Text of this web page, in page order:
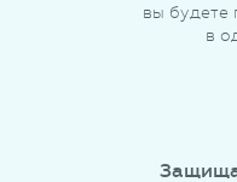
вы будете
в